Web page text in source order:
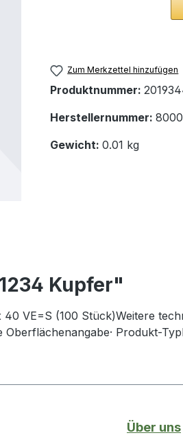
Zum Merkzettel hinzufügen
Produktnummer:
Herstellernummer:
Gewicht: 0.01 kg
Kupfer"
VE=S (100 Stück)Weitere
Oberflächenangabe· Produkt-
Über uns